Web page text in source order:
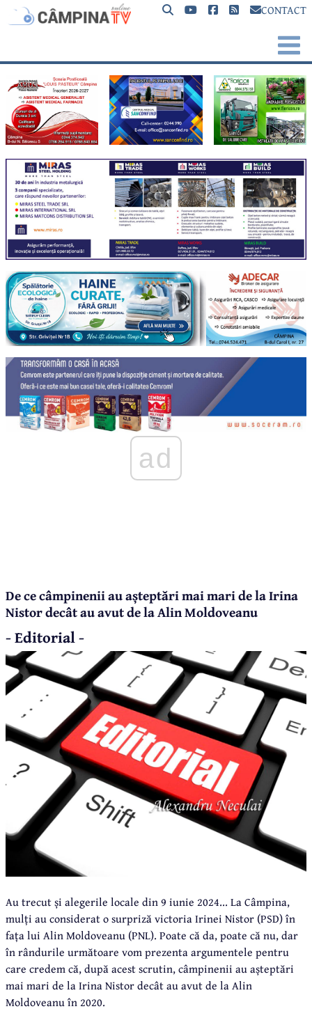
CONTACT
ad
De ce câmpinenii au așteptări mai mari de la Irina
Nistor decât au avut de la Alin Moldoveanu
- Editorial -
Au trecut și alegerile locale din 9 iunie 2024... La Câmpina,
mulți au considerat o surpriză victoria Irinei Nistor (PSD) în
fața lui Alin Moldoveanu (PNL). Poate că da, poate că nu, dar
în rândurile următoare vom prezenta argumentele pentru
care credem că, după acest scrutin, câmpinenii au așteptări
mai mari de la Irina Nistor decât au avut de la Alin
Moldoveanu în 2020.